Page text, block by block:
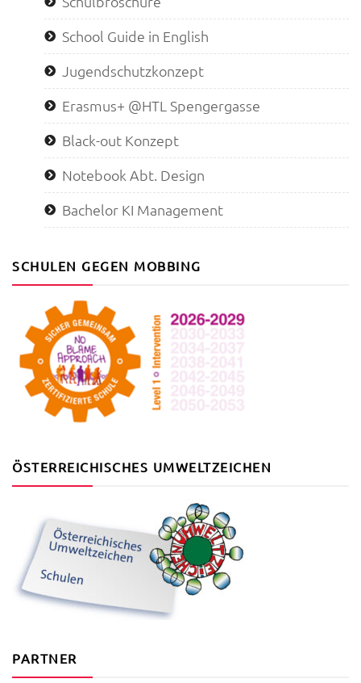
School Guide in English
Jugendschutzkonzept
Erasmus+ @HTL Spengergasse
Black-out Konzept
Notebook Abt. Design
Bachelor KI Management
SCHULEN GEGEN MOBBING
ÖSTERREICHISCHES UMWELTZEICHEN
PARTNER